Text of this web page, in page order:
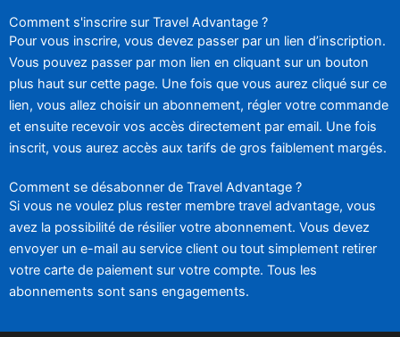
Comment s'inscrire sur Travel Advantage ?
Pour vous inscrire, vous devez passer par un lien d’inscription.
Vous pouvez passer par mon lien en cliquant sur un bouton
plus haut sur cette page. Une fois que vous aurez cliqué sur ce
lien, vous allez choisir un abonnement, régler votre commande
et ensuite recevoir vos accès directement par email. Une fois
inscrit, vous aurez accès aux tarifs de gros faiblement margés.
Comment se désabonner de Travel Advantage ?
Si vous ne voulez plus rester membre travel advantage, vous
avez la possibilité de résilier votre abonnement. Vous devez
envoyer un e-mail au service client ou tout simplement retirer
votre carte de paiement sur votre compte. Tous les
abonnements sont sans engagements.